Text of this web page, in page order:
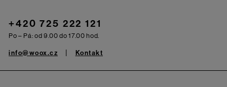
+420 725 222 121
Po – Pá: od 9.00 do 17.00 hod.
info@woox.cz Kontakt